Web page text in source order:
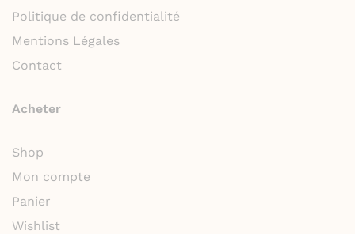
Politique de confidentialité
Mentions Légales
Contact
Acheter
Shop
Mon compte
Panier
Wishlist